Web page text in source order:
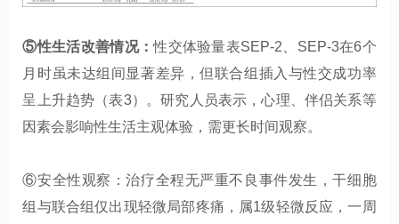
⑤性生活改善情况：性交体验量表SEP-2、SEP-3在6个
月时虽未达组间显著差异，但联合组插入与性交成功率
呈上升趋势（表3）。研究人员表示，心理、伴侣关系等
因素会影响性生活主观体验，需更长时间观察。
⑥安全性观察：治疗全程无严重不良事件发生，干细胞
组与联合组仅出现轻微局部疼痛，属1级轻微反应，一周